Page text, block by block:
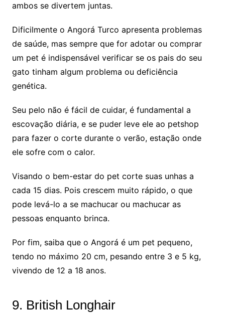
ambos se divertem juntas.
Dificilmente o Angorá Turco apresenta problemas
de saúde, mas sempre que for adotar ou comprar
um pet é indispensável verificar se os pais do seu
gato tinham algum problema ou deficiência
genética.
Seu pelo não é fácil de cuidar, é fundamental a
escovação diária, e se puder leve ele ao petshop
para fazer o corte durante o verão, estação onde
ele sofre com o calor.
Visando o bem-estar do pet corte suas unhas a
cada 15 dias. Pois crescem muito rápido, o que
pode levá-lo a se machucar ou machucar as
pessoas enquanto brinca.
Por fim, saiba que o Angorá é um pet pequeno,
tendo no máximo 20 cm, pesando entre 3 e 5 kg,
vivendo de 12 a 18 anos.
9. British Longhair